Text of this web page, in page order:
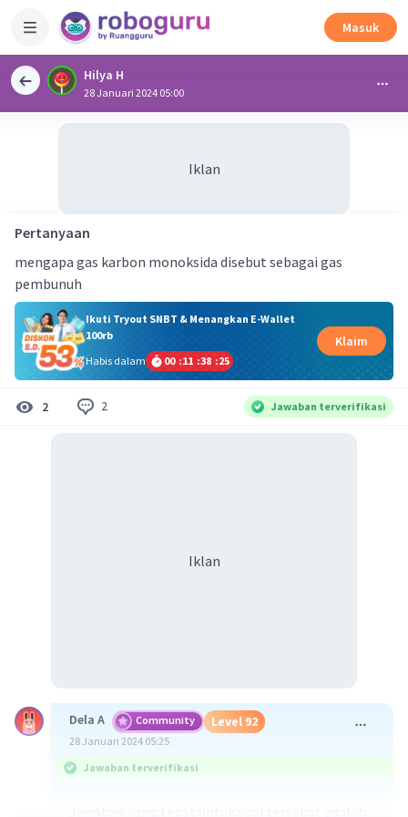
Masuk
Hilya H
28 Januari 2024 05:00
Iklan
Pertanyaan
mengapa gas karbon monoksida disebut sebagai gas
pembunuh
Ikuti Tryout SNBT & Menangkan E-Wallet
100rb
Habis dalam
00 :11 :38 :25
Klaim
2 2 Jawaban terverifikasi
Iklan
Dela A Community Level 92
28 Januari 2024 05:25
Jawaban terverifikasi